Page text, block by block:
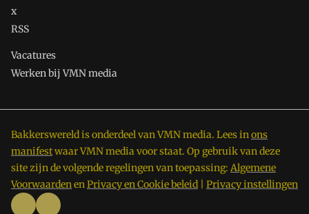
x
RSS
Vacatures
Werken bij VMN media
Bakkerswereld is onderdeel van VMN media. Lees inons
manifestwaar VMN media voor staat. Op gebruik van deze
site zijn de volgende regelingen van toepassing: Algemene
VoorwaardenenPrivacy en Cookie beleid Privacy instellingen